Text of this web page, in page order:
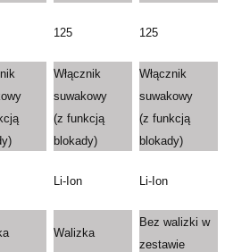
125 125
Włącznik
suwakowy
(z funkcją
blokady)
Włącznik
suwakowy
(z funkcją
blokady)
Li-Ion Li-Ion
Walizka
Bez walizki w
zestawie